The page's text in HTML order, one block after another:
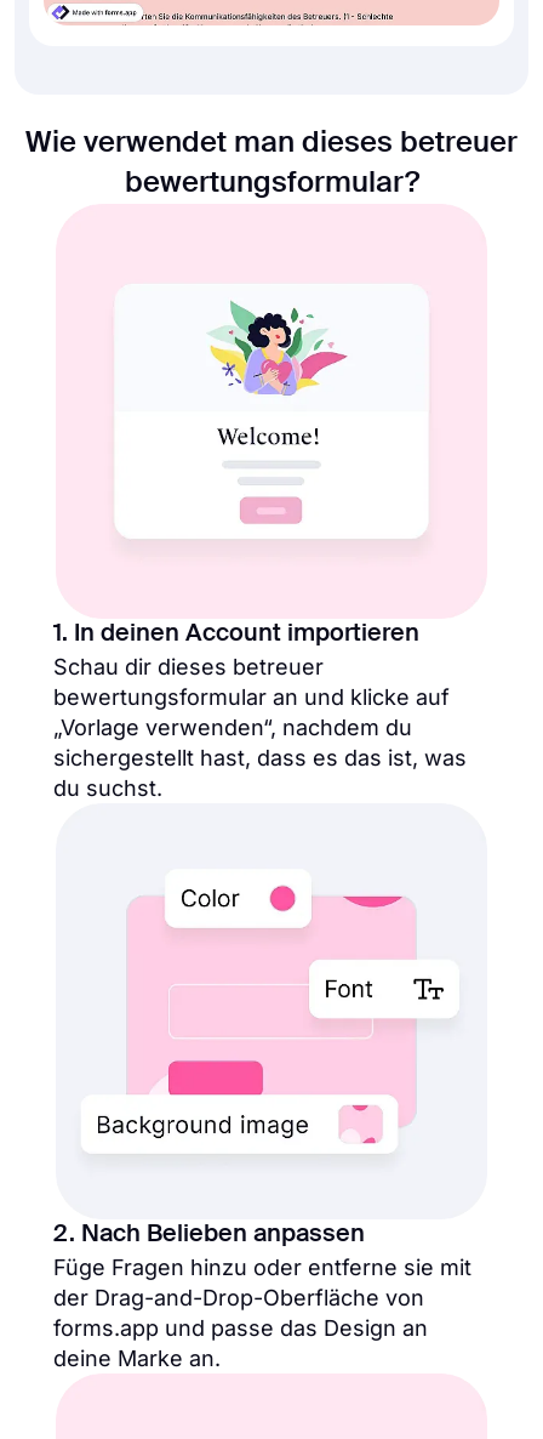
Wie verwendet man dieses betreuer
bewertungsformular?
1. In deinen Account importieren
Schau dir dieses betreuer
bewertungsformular an und klicke auf
„Vorlage verwenden“, nachdem du
sichergestellt hast, dass es das ist, was
du suchst.
2. Nach Belieben anpassen
Füge Fragen hinzu oder entferne sie mit
der Drag-and-Drop-Oberfläche von
forms.app und passe das Design an
deine Marke an.